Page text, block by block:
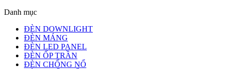
Danh mục
ĐÈN DOWNLIGHT
ĐÈN MÁNG
ĐÈN LED PANEL
ĐÈN ỐP TRẦN
ĐÈN CHỐNG NỔ